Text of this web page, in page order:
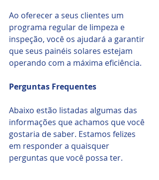
Ao oferecer a seus clientes um
programa regular de limpeza e
inspeção, você os ajudará a garantir
que seus painéis solares estejam
operando com a máxima eficiência.
Perguntas Frequentes
Abaixo estão listadas algumas das
informações que achamos que você
gostaria de saber. Estamos felizes
em responder a quaisquer
perguntas que você possa ter.